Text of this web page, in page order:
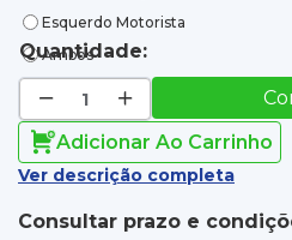
Esquerdo Motorista
Ambos
Quantidade:
Adicionar Ao Carrinho
Ver descrição completa
Consultar prazo e